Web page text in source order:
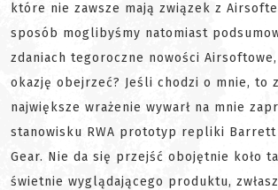
które nie zawsze mają związek z
sposób moglibyśmy natomiast
zdaniach tegoroczne nowości
okazję obejrzeć? Jeśli chodzi o mnie, to
największe wrażenie wywarł na mnie
stanowisku RWA prototyp repliki Barrett
Gear. Nie da się przejść obojętnie koło
świetnie wyglądającego produktu,